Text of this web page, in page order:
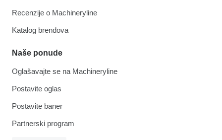
Recenzije o Machineryline
Katalog brendova
Naše ponude
Oglašavajte se na Machineryline
Postavite oglas
Postavite baner
Partnerski program